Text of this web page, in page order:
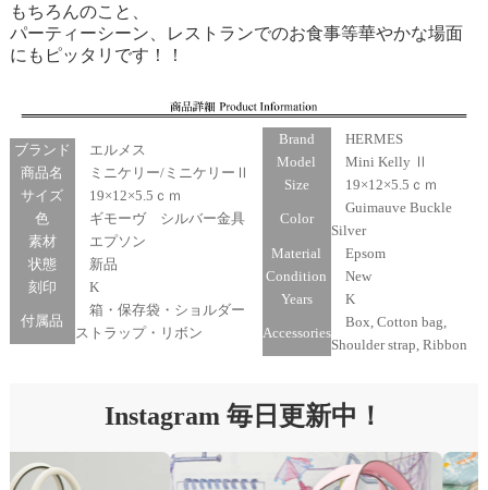
もちろんのこと、
パーティーシーン、レストランでのお食事等華やかな場面
にもピッタリです！！
ブランド
エルメス
商品名
ミニケリー/ミニケリーⅡ
サイズ
19×12×5.5ｃｍ
色
ギモーヴ シルバー金具
素材
エプソン
状態
新品
刻印
K
付属品
箱・保存袋・ショルダー
ストラップ・リボン
Brand
HERMES
Model
Mini Kelly Ⅱ
Size
19×12×5.5ｃｍ
Color
Guimauve Buckle
Silver
Material
Epsom
Condition
New
Years
K
Accessories
Box, Cotton bag,
Shoulder strap, Ribbon
Instagram 毎日更新中！